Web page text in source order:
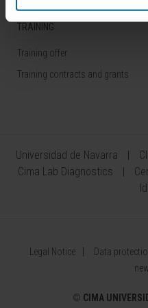
TRAINING
Training offer
Training contracts and grants
Universidad de Navarra
Cima Lab Diagnostics
Legal Notice Data
© CIMA